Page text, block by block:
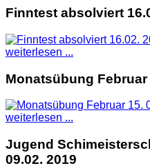
Finntest absolviert
weiterlesen ...
Monatsübung Februar
weiterlesen ...
Jugend
09.02. 2019